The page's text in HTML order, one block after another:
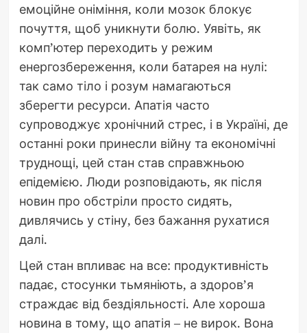
емоційне оніміння, коли мозок блокує
почуття, щоб уникнути болю. Уявіть, як
комп’ютер переходить у режим
енергозбереження, коли батарея на нулі:
так само тіло і розум намагаються
зберегти ресурси. Апатія часто
супроводжує хронічний стрес, і в Україні, де
останні роки принесли війну та економічні
труднощі, цей стан став справжньою
епідемією. Люди розповідають, як після
новин про обстріли просто сидять,
дивлячись у стіну, без бажання рухатися
далі.
Цей стан впливає на все: продуктивність
падає, стосунки тьмяніють, а здоров’я
страждає від бездіяльності. Але хороша
новина в тому, що апатія – не вирок. Вона